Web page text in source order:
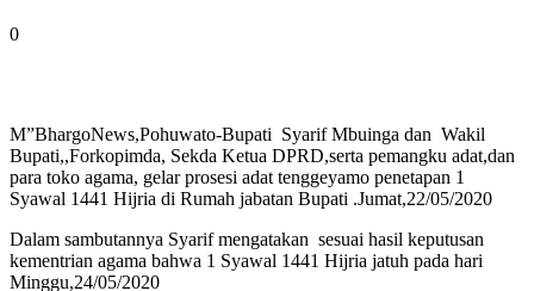
0
M”BhargoNews,Pohuwato-Bupati Syarif Mbuinga dan Wakil
Bupati,,Forkopimda, Sekda Ketua DPRD,serta pemangku adat,dan
para toko agama, gelar prosesi adat tenggeyamo penetapan 1
Syawal 1441 Hijria di Rumah jabatan Bupati .Jumat,22/05/2020
Dalam sambutannya Syarif mengatakan sesuai hasil keputusan
kementrian agama bahwa 1 Syawal 1441 Hijria jatuh pada hari
Minggu,24/05/2020